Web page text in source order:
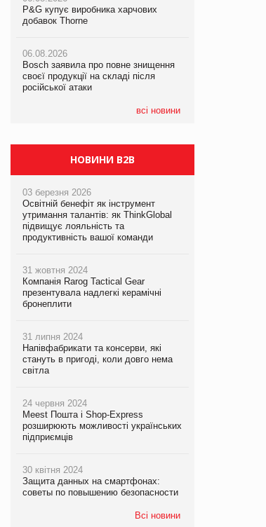
P&G купує виробника харчових
добавок Thorne
06.08.2026
Bosch заявила про повне знищення
своєї продукції на складі після
російської атаки
всі новини
у VARUS з’явилися новинки від ТМ
ТОКЕРИ
Сергій Лісунов про заморожені
P&G купує виробника харчових
добавок Thorne
06.08.2026
Bosch заявила про повне знищення
своєї продукції на складі після
російської атаки
НОВИНИ B2B
03 березня 2026
Освітній бенефіт як інструмент
утримання талантів: як ThinkGlobal
підвищує лояльність та
продуктивність вашої команди
31 жовтня 2024
Компанія Rarog Tactical Gear
презентувала надлегкі керамічні
бронеплити
31 липня 2024
Напівфабрикати та консерви, які
стануть в пригоді, коли довго нема
світла
24 червня 2024
Meest Пошта і Shop-Express
розширюють можливості українських
підприємців
30 квітня 2024
Защита данных на смартфонах:
советы по повышению безопасности
Всі новини